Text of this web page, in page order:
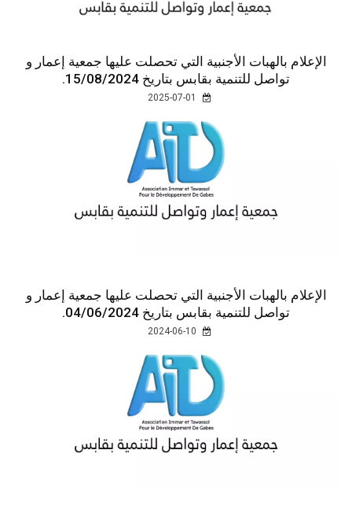
الإعلام بالهبات الأجنبية التي تحصلت عليها جمعية إعمار و
تواصل للتنمية بقابس بتاريخ 15/08/2024.
الإعلام بالهبات الأجنبية التي تحصلت عليها جمعية إعمار و
تواصل للتنمية بقابس بتاريخ 04/06/2024.